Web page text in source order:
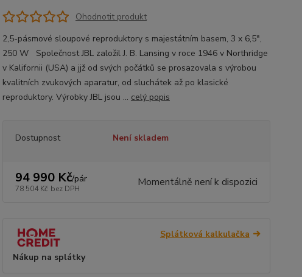
Ohodnotit produkt
2,5-pásmové sloupové reproduktory s majestátním basem, 3 x 6,5",
250 W Společnost JBL založil J. B. Lansing v roce 1946 v Northridge
v Kalifornii (USA) a jjž od svých počátků se prosazovala s výrobou
kvalitních zvukových aparatur, od sluchátek až po klasické
reproduktory. Výrobky JBL jsou ... celý popis
Dostupnost Není skladem
94 990 Kč/pár
78 504 Kč bez DPH Momentálně není k dispozici
Splátková kalkulačka
Nákup na splátky